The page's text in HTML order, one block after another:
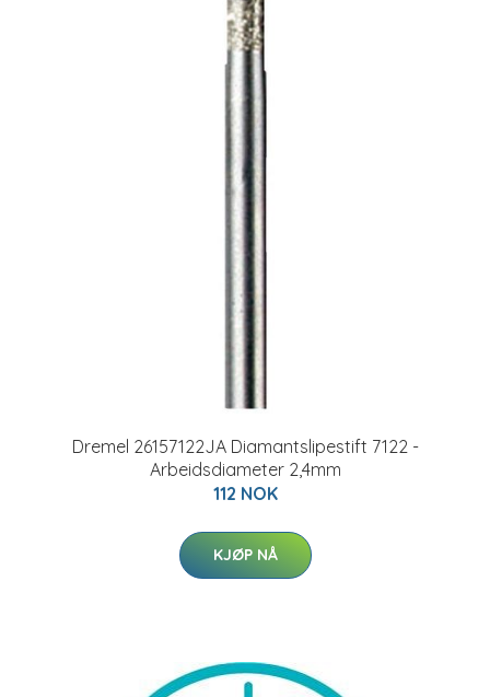
Dremel 26157122JA Diamantslipestift 7122 -
Arbeidsdiameter 2,4mm
112 NOK
KJØP NÅ